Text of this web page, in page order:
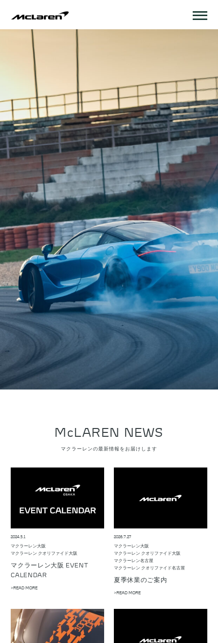
McLAREN NEWS
マクラーレンの最新情報をお届けします
2024.5.1
マクラーレン大阪
マクラーレン クオリファイド大阪
マクラーレン大阪 EVENT
CALENDAR
>READ MORE
2026.7.27
マクラーレン大阪
マクラーレン クオリファイド大阪
マクラーレン名古屋
マクラーレン クオリファイド名古屋
夏季休業のご案内
>READ MORE